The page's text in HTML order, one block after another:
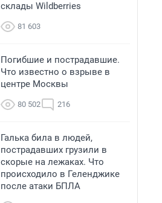
склады Wildberries
81 603
Погибшие и пострадавшие.
Что известно о взрыве в
центре Москвы
80 502 216
Галька била в людей,
пострадавших грузили в
скорые на лежаках. Что
происходило в Геленджике
после атаки БПЛА